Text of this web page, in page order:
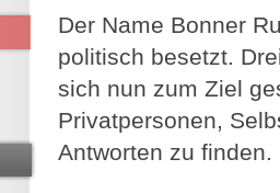
Der Name Bonner
politisch besetzt.
sich nun zum Ziel
Privatpersonen,
Antworten zu finden.